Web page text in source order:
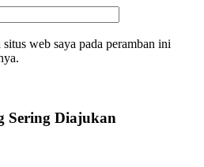
web saya pada peramban ini
Sering Diajukan